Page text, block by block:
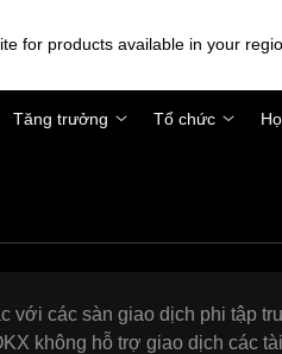
for products available in your
Tăng trưởng Tổ chức
với các sàn giao dịch phi tập
không hỗ trợ giao dịch các